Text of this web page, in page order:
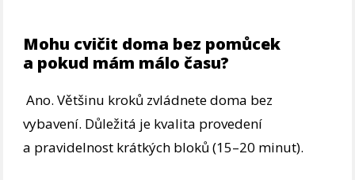
Mohu cvičit doma bez pomůcek
a pokud mám málo času?
Ano. Většinu kroků zvládnete doma bez
vybavení. Důležitá je kvalita provedení
a pravidelnost krátkých bloků (15–20 minut).